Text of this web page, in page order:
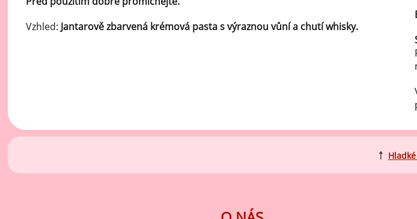
základu
Vzhled: Jantarově zbarvená krémová pasta s výraznou vůní a chutí whisky.
￪